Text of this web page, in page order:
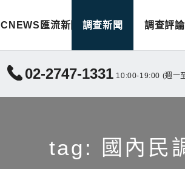
CNEWS匯流新聞 調查新聞 調查評論
02-2747-1331 10:00-19:00 (週一
tag: 國內民